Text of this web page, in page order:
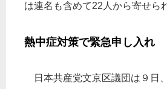
は連名も含めて22人から寄せら
熱中症対策で緊急申し入れ
日本共産党文京区議団は９日